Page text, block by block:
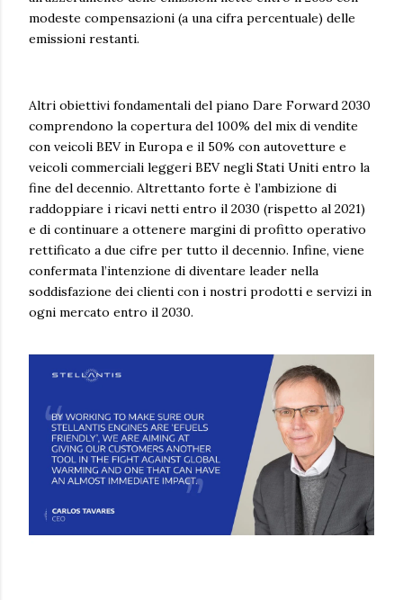
modeste compensazioni (a una cifra percentuale) delle
emissioni restanti.
Altri obiettivi fondamentali del piano Dare Forward 2030
comprendono la copertura del 100% del mix di vendite
con veicoli BEV in Europa e il 50% con autovetture e
veicoli commerciali leggeri BEV negli Stati Uniti entro la
fine del decennio. Altrettanto forte è l’ambizione di
raddoppiare i ricavi netti entro il 2030 (rispetto al 2021)
e di continuare a ottenere margini di profitto operativo
rettificato a due cifre per tutto il decennio. Infine, viene
confermata l’intenzione di diventare leader nella
soddisfazione dei clienti con i nostri prodotti e servizi in
ogni mercato entro il 2030.